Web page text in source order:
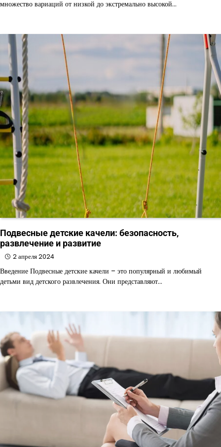
множество вариаций от низкой до экстремально высокой…
Подвесные детские качели: безопасность,
развлечение и развитие
2 апреля 2024
Введение Подвесные детские качели – это популярный и любимый
детьми вид детского развлечения. Они представляют…